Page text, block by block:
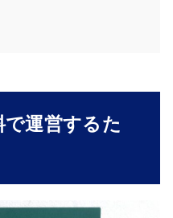
運営するた